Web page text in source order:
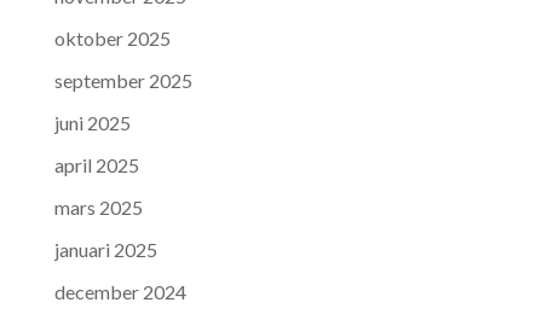
oktober 2025
september 2025
juni 2025
april 2025
mars 2025
januari 2025
december 2024